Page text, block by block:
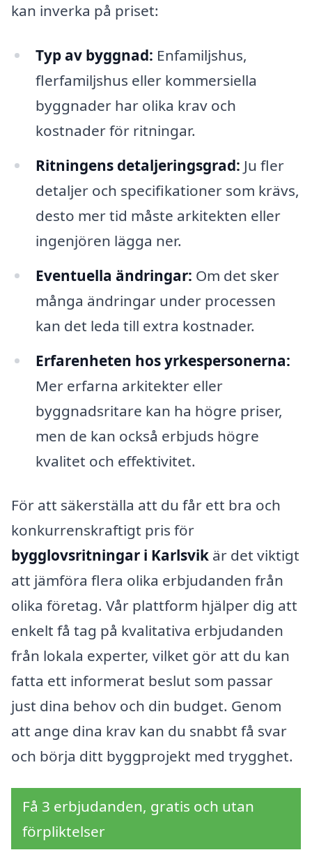
kan inverka på priset:
Typ av byggnad: Enfamiljshus,
flerfamiljshus eller kommersiella
byggnader har olika krav och
kostnader för ritningar.
Ritningens detaljeringsgrad: Ju fler
detaljer och specifikationer som krävs,
desto mer tid måste arkitekten eller
ingenjören lägga ner.
Eventuella ändringar: Om det sker
många ändringar under processen
kan det leda till extra kostnader.
Erfarenheten hos yrkespersonerna:
Mer erfarna arkitekter eller
byggnadsritare kan ha högre priser,
men de kan också erbjuds högre
kvalitet och effektivitet.
För att säkerställa att du får ett bra och
konkurrenskraftigt pris för
bygglovsritningar i Karlsvik är det viktigt
att jämföra flera olika erbjudanden från
olika företag. Vår plattform hjälper dig att
enkelt få tag på kvalitativa erbjudanden
från lokala experter, vilket gör att du kan
fatta ett informerat beslut som passar
just dina behov och din budget. Genom
att ange dina krav kan du snabbt få svar
och börja ditt byggprojekt med trygghet.
Få 3 erbjudanden, gratis och utan
förpliktelser